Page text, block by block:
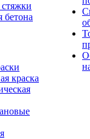
бетона
краска